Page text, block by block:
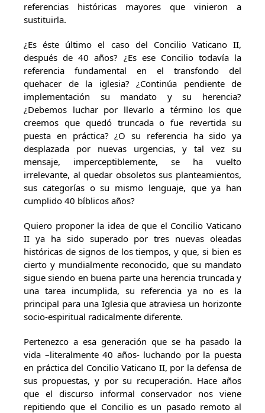
referencias históricas mayores que vinieron a
sustituirla.
¿Es éste último el caso del Concilio Vaticano II,
después de 40 años? ¿Es ese Concilio todavía la
referencia fundamental en el transfondo del
quehacer de la iglesia? ¿Continúa pendiente de
implementación su mandato y su herencia?
¿Debemos luchar por llevarlo a término los que
creemos que quedó truncada o fue revertida su
puesta en práctica? ¿O su referencia ha sido ya
desplazada por nuevas urgencias, y tal vez su
mensaje, imperceptiblemente, se ha vuelto
irrelevante, al quedar obsoletos sus planteamientos,
sus categorías o su mismo lenguaje, que ya han
cumplido 40 bíblicos años?
Quiero proponer la idea de que el Concilio Vaticano
II ya ha sido superado por tres nuevas oleadas
históricas de signos de los tiempos, y que, si bien es
cierto y mundialmente reconocido, que su mandato
sigue siendo en buena parte una herencia truncada y
una tarea incumplida, su referencia ya no es la
principal para una Iglesia que atraviesa un horizonte
socio-espiritual radicalmente diferente.
Pertenezco a esa generación que se ha pasado la
vida –literalmente 40 años- luchando por la puesta
en práctica del Concilio Vaticano II, por la defensa de
sus propuestas, y por su recuperación. Hace años
que el discurso informal conservador nos viene
repitiendo que el Concilio es un pasado remoto al